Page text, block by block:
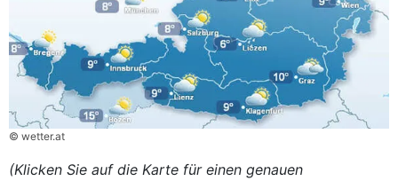
© wetter.at
(Klicken Sie auf die Karte für einen genauen